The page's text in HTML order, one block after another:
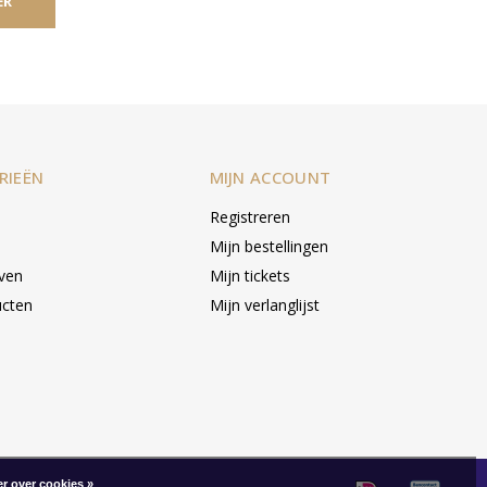
MIJN ACCOUNT
Registreren
Mijn bestellingen
Mijn tickets
Mijn verlanglijst
over cookies »